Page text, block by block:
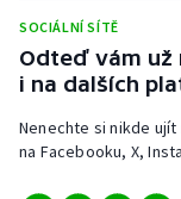
SOCIÁLNÍ SÍTĚ
Odteď vám už
i na dalších
Nenechte si nikde
na Facebooku, X,